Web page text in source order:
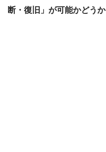
断・復旧」が可能かどうか